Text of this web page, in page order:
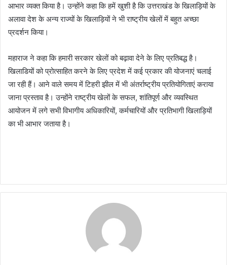
आभार व्यक्त किया है। उन्होंने कहा कि हमें खुशी है कि उत्तराखंड के खिलाड़ियों के
अलावा देश के अन्य राज्यों के खिलाड़ियों ने भी राष्ट्रीय खेलों में बहुत अच्छा
प्रदर्शन किया।
महाराज ने कहा कि हमारी सरकार खेलों को बढ़ावा देने के लिए प्रतिबद्ध है।
खिलाडियों को प्रोत्साहित करने के लिए प्रदेश में कई प्रकार की योजनाएं चलाई
जा रही हैं। आने वाले समय में टिहरी झील में भी अंतर्राष्ट्रीय प्रतियोगिताएं कराया
जाना प्रस्ताव है। उन्होंने राष्ट्रीय खेलों के सफल, शांतिपूर्ण और व्यवस्थित
आयोजन में लगे सभी विभागीय अधिकारियों, कर्मचारियों और प्रतिभागी खिलाड़ियों
का भी आभार जताया है।